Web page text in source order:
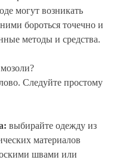
могут возникать
бороться точечно и
методы и средства.
Следуйте простому
выбирайте одежду из
материалов
швами или